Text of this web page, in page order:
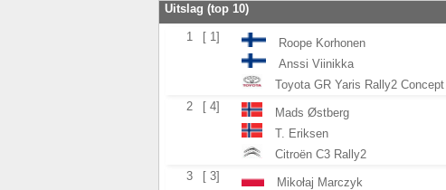
Uitslag (top 10)
1 [ 1] Roope Korhonen
Anssi Viinikka
Toyota GR Yaris Rally2 Concept
2
[ 4] Mads Østberg
T. Eriksen
Citroën C3 Rally2
3
[ 3] Mikołaj Marczyk